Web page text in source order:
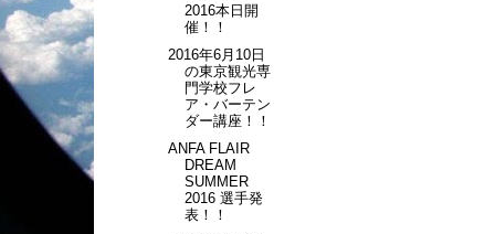
2016本日開
催！！
2016年6月10日
の東京観光専
門学校フレ
ア・バーテン
ダー講座！！
ANFA FLAIR
DREAM
SUMMER
2016 選手発
表！！